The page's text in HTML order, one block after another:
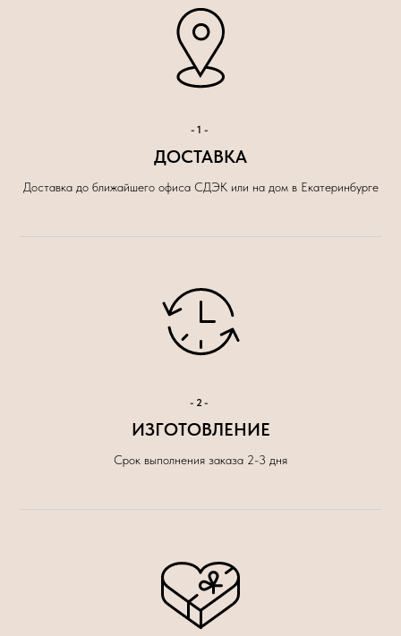
-1-
ДОСТАВКА
Доставка до ближайшего офиса СДЭК или на дом в Екатеринбурге
-2-
ИЗГОТОВЛЕНИЕ
Срок выполнения заказа 2-3 дня